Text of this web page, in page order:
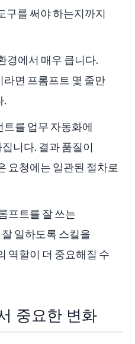
구를 써야 하는지까지
경에서 매우 큽니다.
면 프롬프트 몇 줄만
.
를 업무 자동화에
니다. 결과 품질이
요청에는 일관된 절차로
프트를 잘 쓰는
일하도록 스킬을
역할이 더 중요해질 수
중요한 변화